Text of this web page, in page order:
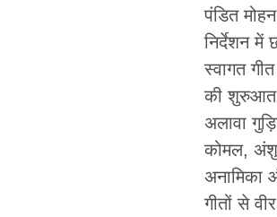
पंडित
निर्देशन में
स्वागत
की
अलावा
कोमल,
अनामिका
गीतों से